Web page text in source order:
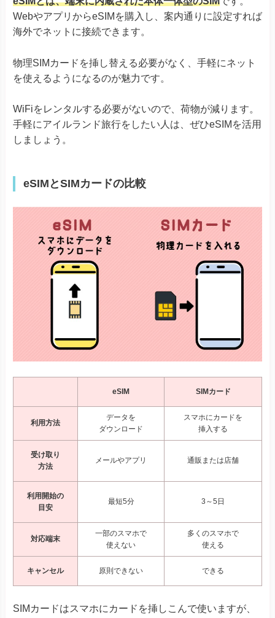
WebやアプリからeSIMを購入し、案内通りに設定すれば
海外でネットに接続できます。
物理SIMカードを挿し替える必要がなく、手軽にネット
を使えるようになるのが魅力です。
WiFiをレンタルする必要がないので、荷物が減ります。
手軽にアイルランド旅行をしたい人は、ぜひeSIMを活用
しましょう。
eSIMとSIMカードの比較
eSIM SIMカード
利用方法
データを
ダウンロード
スマホにカードを
挿入する
受け取り
方法
メールやアプリ 通販または店舗
利用開始の
目安
最短5分 3～5日
対応端末
一部のスマホで
使えない
多くのスマホで
使える
キャンセル 原則できない できる
SIMカードはスマホにカードを挿しこんで使いますが、